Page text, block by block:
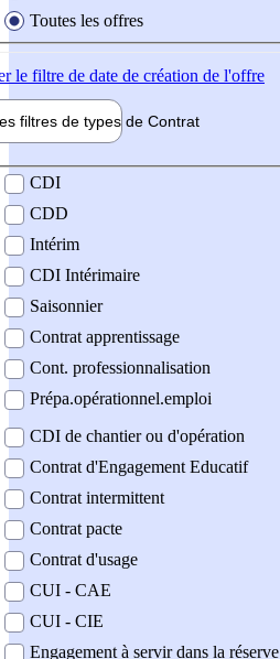
Toutes les offres
le filtre de date de création de l'offre
filtres de types de Contrat
contrat
CDI
CDD
Intérim
CDI Intérimaire
Saisonnier
Contrat apprentissage
Cont. professionnalisation
Prépa.opérationnel.emploi
CDI de chantier ou d'opération
Contrat d'Engagement Educatif
Contrat intermittent
Contrat pacte
Contrat d'usage
CUI - CAE
CUI - CIE
Engagement à servir dans la réserve